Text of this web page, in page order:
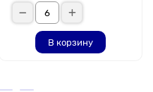
В корзину